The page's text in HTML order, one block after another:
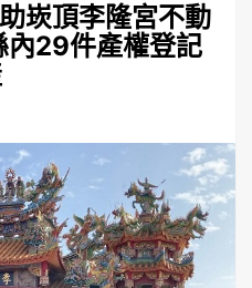
崁頂李隆宮不動
內29件產權登記